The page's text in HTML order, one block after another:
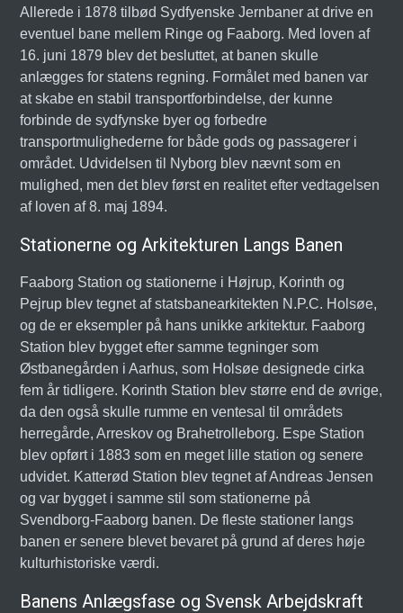
Allerede i 1878 tilbød Sydfyenske Jernbaner at drive en
eventuel bane mellem Ringe og Faaborg. Med loven af
16. juni 1879 blev det besluttet, at banen skulle
anlægges for statens regning. Formålet med banen var
at skabe en stabil transportforbindelse, der kunne
forbinde de sydfynske byer og forbedre
transportmulighederne for både gods og passagerer i
området. Udvidelsen til Nyborg blev nævnt som en
mulighed, men det blev først en realitet efter vedtagelsen
af loven af 8. maj 1894.
Stationerne og Arkitekturen Langs Banen
Faaborg Station og stationerne i Højrup, Korinth og
Pejrup blev tegnet af statsbanearkitekten N.P.C. Holsøe,
og de er eksempler på hans unikke arkitektur. Faaborg
Station blev bygget efter samme tegninger som
Østbanegården i Aarhus, som Holsøe designede cirka
fem år tidligere. Korinth Station blev større end de øvrige,
da den også skulle rumme en ventesal til områdets
herregårde, Arreskov og Brahetrolleborg. Espe Station
blev opført i 1883 som en meget lille station og senere
udvidet. Katterød Station blev tegnet af Andreas Jensen
og var bygget i samme stil som stationerne på
Svendborg-Faaborg banen. De fleste stationer langs
banen er senere blevet bevaret på grund af deres høje
kulturhistoriske værdi.
Banens Anlægsfase og Svensk Arbejdskraft